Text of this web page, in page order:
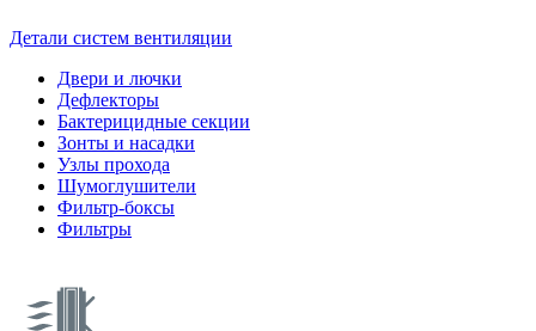
Детали систем вентиляции
Двери и лючки
Дефлекторы
Бактерицидные секции
Зонты и насадки
Узлы прохода
Шумоглушители
Фильтр-боксы
Фильтры